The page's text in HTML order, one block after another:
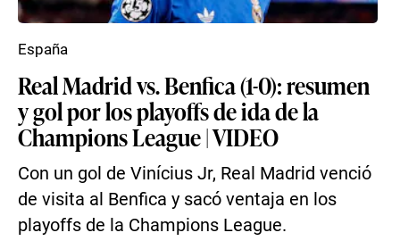
Real Madrid vs. Benfica (1-0): resumen
y gol por los playoffs de ida de la
Champions League | VIDEO
Con un gol de Vinícius Jr, Real Madrid venció
de visita al Benfica y sacó ventaja en los
playoffs de la Champions League.
España